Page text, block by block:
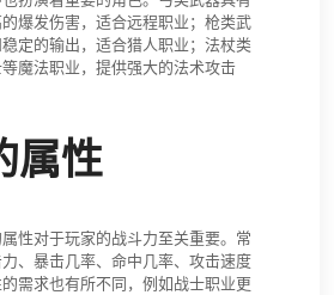
爆发伤害，适合远程职业；枪类武
定的输出，适合猎人职业；法杖类
魔法职业，提供强大的法术攻击
属性
性对于玩家的战斗力至关重要。常
、暴击几率、命中几率、攻击速度
需求也有所不同，例如战士职业更